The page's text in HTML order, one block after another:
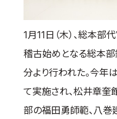
入
1月11日（木）、総本
稽古始めとなる総本
分より行われた。今年
て実施され、松井章奎
部の福田勇師範、八巻